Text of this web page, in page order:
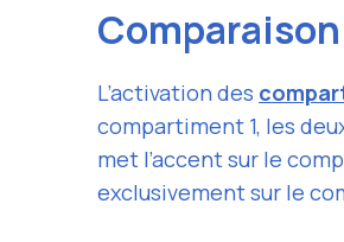
L’activation des
compartiment 1, les
met l’accent sur le
exclusivement sur le